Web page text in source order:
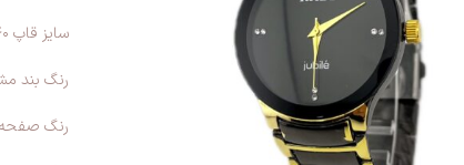
سایز قاپ ۴۰میلیمتر
رنگ بند
رنگ